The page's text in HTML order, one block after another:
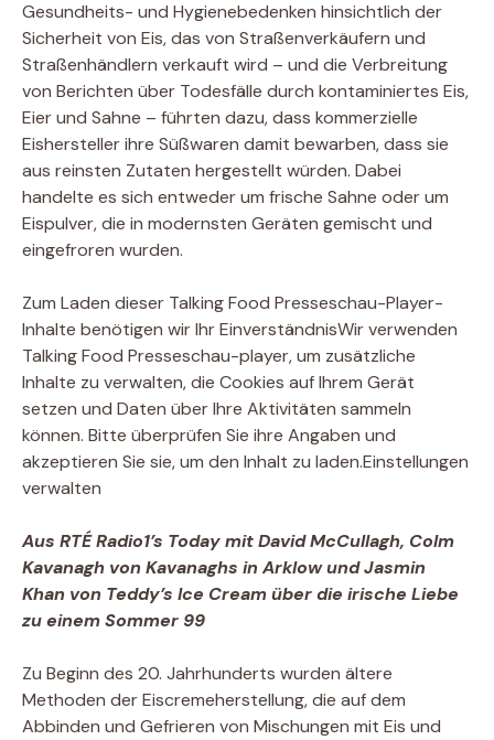
Gesundheits- und Hygienebedenken hinsichtlich der
Sicherheit von Eis, das von Straßenverkäufern und
Straßenhändlern verkauft wird – und die Verbreitung
von Berichten über Todesfälle durch kontaminiertes Eis,
Eier und Sahne – führten dazu, dass kommerzielle
Eishersteller ihre Süßwaren damit bewarben, dass sie
aus reinsten Zutaten hergestellt würden. Dabei
handelte es sich entweder um frische Sahne oder um
Eispulver, die in modernsten Geräten gemischt und
eingefroren wurden.
Zum Laden dieser Talking Food Presseschau-Player-
Inhalte benötigen wir Ihr EinverständnisWir verwenden
Talking Food Presseschau-player, um zusätzliche
Inhalte zu verwalten, die Cookies auf Ihrem Gerät
setzen und Daten über Ihre Aktivitäten sammeln
können. Bitte überprüfen Sie ihre Angaben und
akzeptieren Sie sie, um den Inhalt zu laden.Einstellungen
verwalten
Aus RTÉ Radio1’s Today mit David McCullagh, Colm
Kavanagh von Kavanaghs in Arklow und Jasmin
Khan von Teddy’s Ice Cream über die irische Liebe
zu einem Sommer 99
Zu Beginn des 20. Jahrhunderts wurden ältere
Methoden der Eiscremeherstellung, die auf dem
Abbinden und Gefrieren von Mischungen mit Eis und